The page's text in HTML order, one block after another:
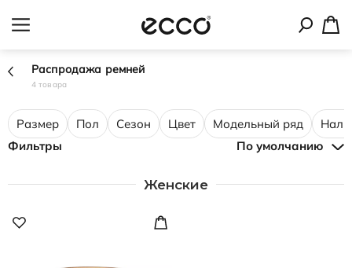
Распродажа ремней
4 товара
Размер Пол Сезон Цвет Модельный ряд
Фильтры
По умолчанию
Женские